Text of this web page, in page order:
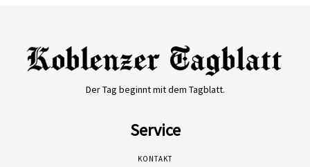
Der Tag beginnt mit dem Tagblatt.
Service
KONTAKT